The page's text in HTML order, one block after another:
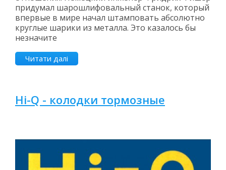
придумал шарошлифовальный станок, который
впервые в мире начал штамповать абсолютно
круглые шарики из металла. Это казалось бы
незначите
Читати далі
Hi-Q - колодки тормозные